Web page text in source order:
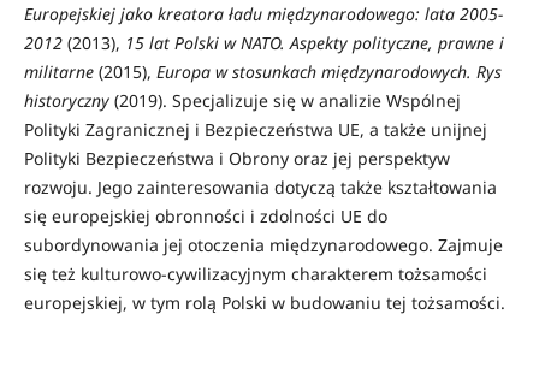
Europejskiej jako kreatora ładu międzynarodowego: lata 2005-
2012(2013), 15 lat Polski w NATO. Aspekty polityczne, prawne i
militarne(2015), Europa w stosunkach międzynarodowych. Rys
historyczny(2019). Specjalizuje się w analizie Wspólnej
Polityki Zagranicznej i Bezpieczeństwa UE, a także unijnej
Polityki Bezpieczeństwa i Obrony oraz jej perspektyw
rozwoju. Jego zainteresowania dotyczą także kształtowania
się europejskiej obronności i zdolności UE do
subordynowania jej otoczenia międzynarodowego. Zajmuje
się też kulturowo-cywilizacyjnym charakterem tożsamości
europejskiej, w tym rolą Polski w budowaniu tej tożsamości.